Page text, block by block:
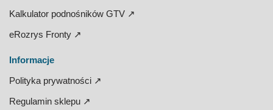
Kalkulator podnośników GTV ↗
eRozrys Fronty ↗
Informacje
Polityka prywatności ↗
Regulamin sklepu ↗